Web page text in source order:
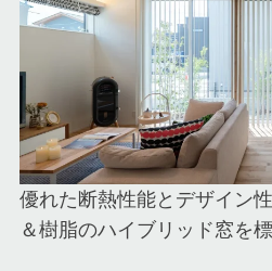
優れた断熱性能とデザイン
＆樹脂のハイブリッド窓を